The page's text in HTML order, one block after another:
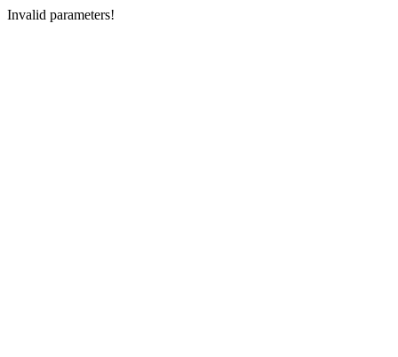
Invalid parameters!